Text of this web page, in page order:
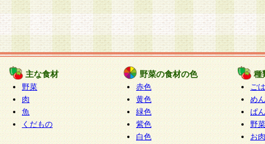
主な食材
野菜
肉
魚
くだもの
野菜の食材の色
赤色
黄色
緑色
紫色
白色
種
ご
めん
ぱん
野
お